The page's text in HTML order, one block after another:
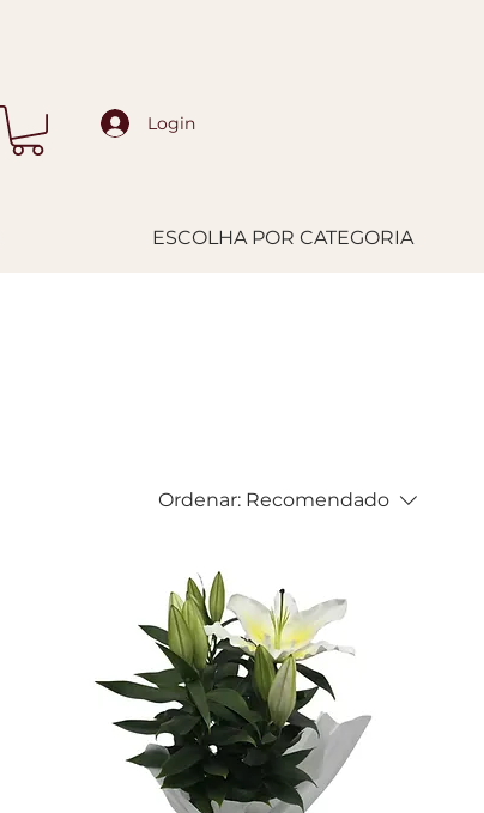
Login
ESCOLHA POR CATEGORIA
Ordenar: Recomendado